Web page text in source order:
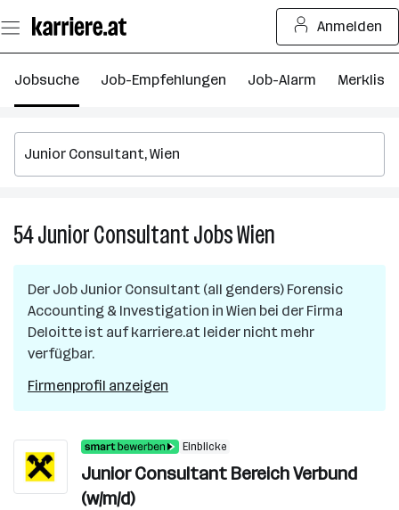
Seiteninhalt
springen
Anmelden
Jobsuche Job-Empfehlungen Job-Alarm Merkliste
54Junior ConsultantJobsWien
Jobs
in
Wien
Der Job Junior Consultant (all genders) Forensic
Accounting & Investigation in Wien bei der Firma
Deloitte ist auf karriere.at leider nicht mehr
verfügbar.
Firmenprofil anzeigen
Einblicke
Junior Consultant Bereich Verbund
(w/m/d)